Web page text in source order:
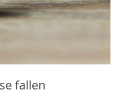
fallen